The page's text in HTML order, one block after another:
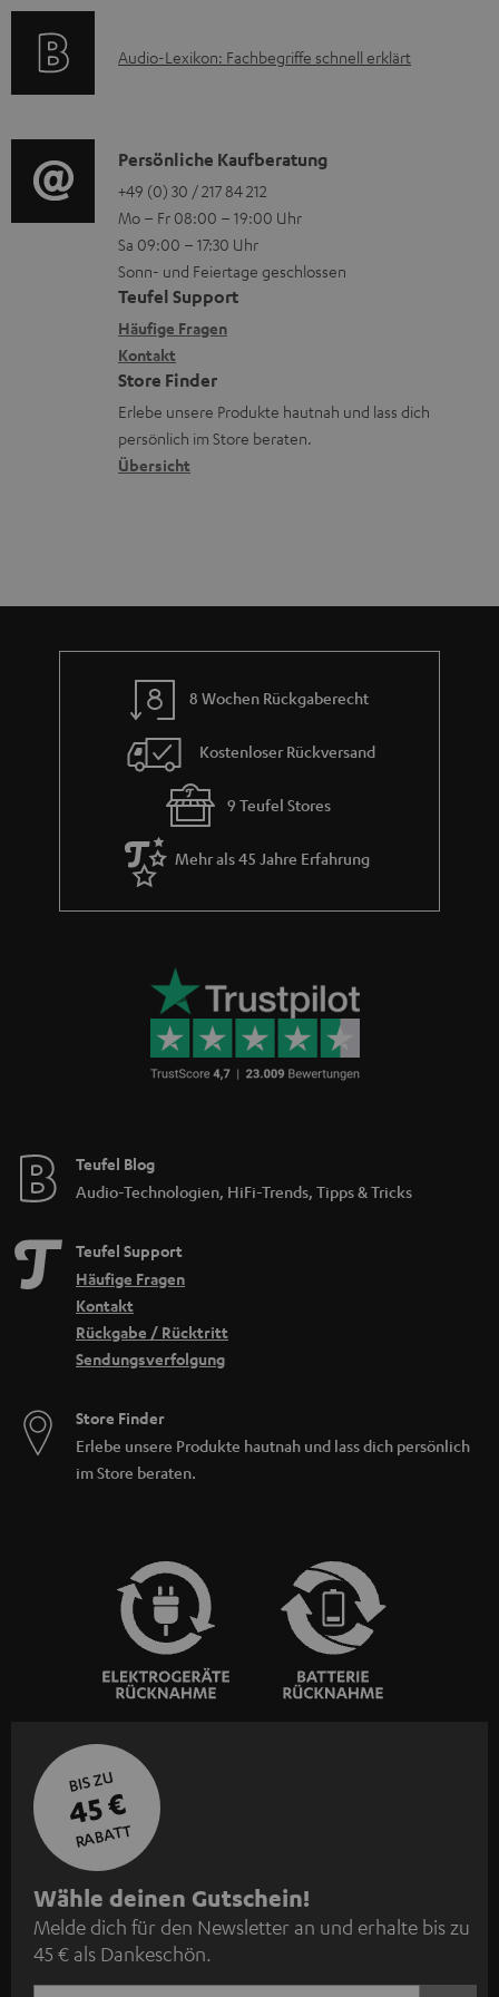
l
e
n
n
m
V
e
r
s
a
n
d
i
e
n
z
u
r
G
a
r
a
n
t
g
e
r
ä
t
e
R
ü
c
k
m
A
i
o
-
L
e
x
i
k
o
n
Audio-Lexikon: Fachbegriffe schnell erklärt
K
o
n
t
a
k
t
d
a
t
Persönliche Kaufberatung
+49 (0) 30 / 217 84 212
Mo – Fr 08:00 – 19:00 Uhr
Sa 09:00 – 17:30 Uhr
Sonn- und Feiertage geschlossen
Teufel Support
Häufige Fragen
Kontakt
Store Finder
Erlebe unsere Produkte hautnah und lass dich
persönlich im Store beraten.
Übersicht
8 Wochen Rückgaberecht
Kostenloser Rückversand
9 Teufel Stores
Mehr als 45 Jahre Erfahrung
Teufel Blog
Audio-Technologien, HiFi-Trends, Tipps & Tricks
Teufel Support
Häufige Fragen
Kontakt
Rückgabe / Rücktritt
Sendungsverfolgung
Store Finder
Erlebe unsere Produkte hautnah und lass dich persönlich
im Store beraten.
BIS ZU
45 €
RABATT
N
e
w
Wähle deinen Gutschein!
Melde dich für den Newsletter an und erhalte bis zu
45 € als Dankeschön.